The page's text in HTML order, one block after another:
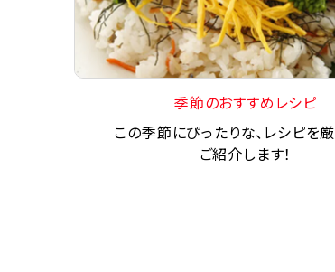
季節のおすすめレシピ
この季節にぴったりな、レシピを
ご紹介します！